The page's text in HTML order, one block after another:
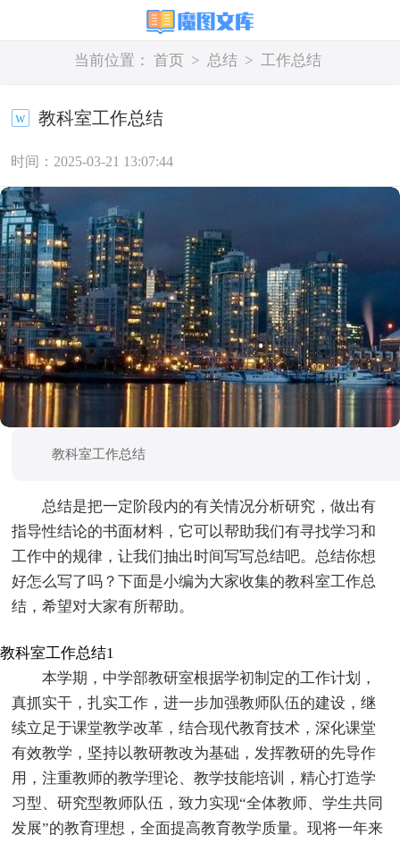
当前位置： 首页 > 总结 > 工作总结
教科室工作总结
时间：2025-03-21 13:07:44
教科室工作总结
总结是把一定阶段内的有关情况分析研究，做出有
指导性结论的书面材料，它可以帮助我们有寻找学习和
工作中的规律，让我们抽出时间写写总结吧。总结你想
好怎么写了吗？下面是小编为大家收集的教科室工作总
结，希望对大家有所帮助。
教科室工作总结1
本学期，中学部教研室根据学初制定的工作计划，
真抓实干，扎实工作，进一步加强教师队伍的建设，继
续立足于课堂教学改革，结合现代教育技术，深化课堂
有效教学，坚持以教研教改为基础，发挥教研的先导作
用，注重教师的教学理论、教学技能培训，精心打造学
习型、研究型教师队伍，致力实现“全体教师、学生共同
发展”的教育理想，全面提高教育教学质量。现将一年来